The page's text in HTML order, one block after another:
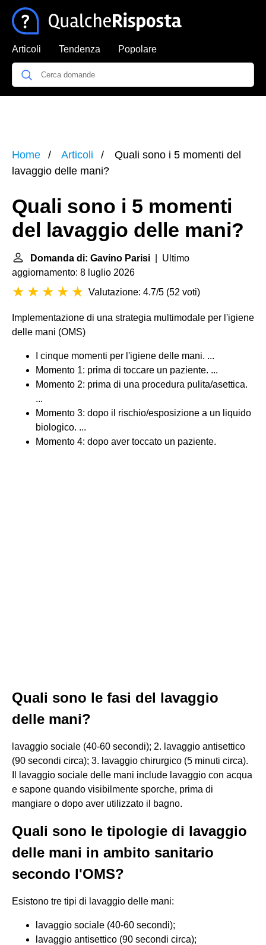
Articoli Tendenza Popolare
Home Articoli
Quali sono i 5 momenti del
lavaggio delle mani?
Quali sono i 5 momenti
del lavaggio delle mani?
Domanda di: Gavino Parisi | Ultimo
aggiornamento: 8 luglio 2026
Valutazione: 4.7/5 (52 voti)
Implementazione di una strategia multimodale per l'igiene
delle mani (OMS)
I cinque momenti per l'igiene delle mani. ...
Momento 1: prima di toccare un paziente. ...
Momento 2: prima di una procedura pulita/asettica.
...
Momento 3: dopo il rischio/esposizione a un liquido
biologico. ...
Momento 4: dopo aver toccato un paziente.
Quali sono le fasi del lavaggio
delle mani?
lavaggio sociale (40-60 secondi); 2. lavaggio antisettico
(90 secondi circa); 3. lavaggio chirurgico (5 minuti circa).
Il lavaggio sociale delle mani include lavaggio con acqua
e sapone quando visibilmente sporche, prima di
mangiare o dopo aver utilizzato il bagno.
Quali sono le tipologie di lavaggio
delle mani in ambito sanitario
secondo l'OMS?
Esistono tre tipi di lavaggio delle mani:
lavaggio sociale (40-60 secondi);
lavaggio antisettico (90 secondi circa);